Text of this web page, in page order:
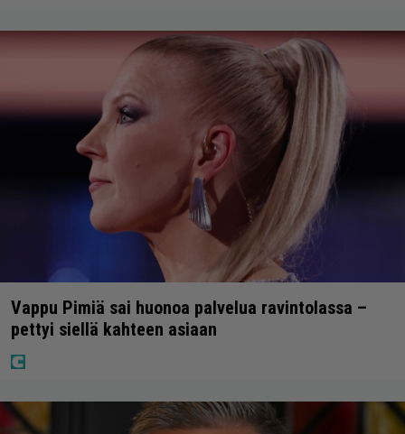
Vappu Pimiä sai huonoa palvelua ravintolassa –
pettyi siellä kahteen asiaan